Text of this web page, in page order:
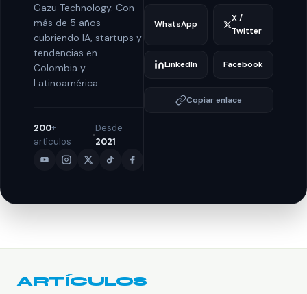
Gazu Technology. Con
más de 5 años
cubriendo IA, startups y
tendencias en
Colombia y
Latinoamérica.
200+
artículos
Desde
2021
WhatsApp
X /
Twitter
LinkedIn Facebook
Copiar enlace
ARTÍCULOS